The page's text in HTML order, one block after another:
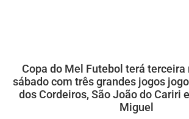
Copa do Mel Futebol terá terceira
sábado com três grandes jogos
dos Cordeiros, São João do Cariri
Miguel